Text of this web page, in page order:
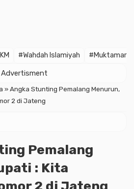
#Wahdah Islamiyah #Muktamar
Advertisment
»Angka Stunting Pemalang Menurun,
2 di Jateng
Pemalang
: Kita